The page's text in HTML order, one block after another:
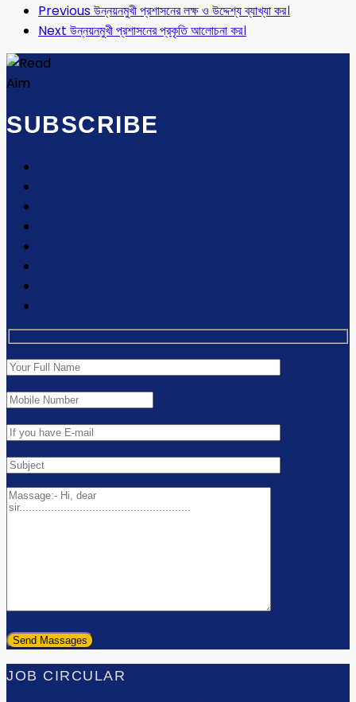
Previousউন্নয়নমুখী প্রশাসনের লক্ষ ও উদ্দেশ্য ব্যাখ্যা কর।
Next উন্নয়নমুখী প্রশাসনের প্রকৃতি আলোচনা কর।
SUBSCRIBE
JOB CIRCULAR